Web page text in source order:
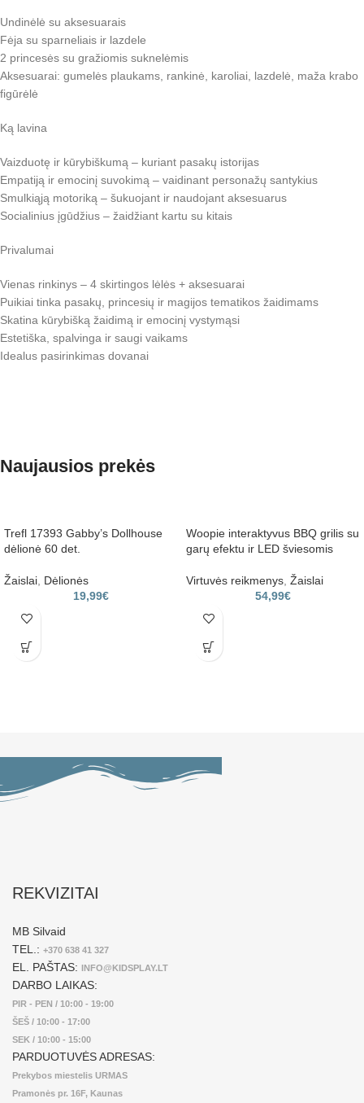
Undinėlė su aksesuarais
Fėja su sparneliais ir lazdele
2 princesės su gražiomis suknelėmis
Aksesuarai: gumelės plaukams, rankinė, karoliai, lazdelė, maža krabo
figūrėlė
Ką lavina
Vaizduotę ir kūrybiškumą – kuriant pasakų istorijas
Empatiją ir emocinį suvokimą – vaidinant personažų santykius
Smulkiąją motoriką – šukuojant ir naudojant aksesuarus
Socialinius įgūdžius – žaidžiant kartu su kitais
Privalumai
Vienas rinkinys – 4 skirtingos lėlės + aksesuarai
Puikiai tinka pasakų, princesių ir magijos tematikos žaidimams
Skatina kūrybišką žaidimą ir emocinį vystymąsi
Estetiška, spalvinga ir saugi vaikams
Idealus pasirinkimas dovanai
Naujausios prekės
Trefl 17393 Gabby’s Dollhouse
dėlionė 60 det.
Žaislai, Dėlionės
19,99€
Woopie interaktyvus BBQ grilis su
garų efektu ir LED šviesomis
Virtuvės reikmenys, Žaislai
54,99€
REKVIZITAI
MB Silvaid
TEL.: +370 638 41 327
EL. PAŠTAS: INFO@KIDSPLAY.LT
DARBO LAIKAS:
PIR - PEN / 10:00 - 19:00
ŠEŠ / 10:00 - 17:00
SEK / 10:00 - 15:00
PARDUOTUVĖS ADRESAS:
Prekybos miestelis URMAS
Pramonės pr. 16F, Kaunas